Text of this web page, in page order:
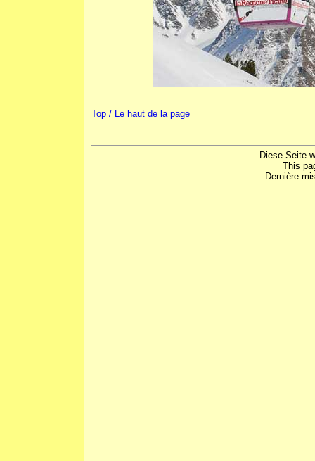
Top / Le haut de la page
Diese Seite
This
Dernière